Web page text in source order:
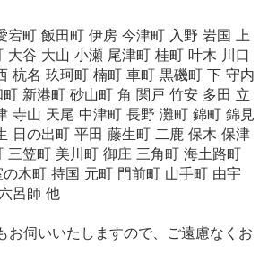
宕町 飯田町 伊房 今津町 入野 岩国 上
大谷 大山 小瀬 尾津町 桂町 叶木 川口
杭名 玖珂町 楠町 車町 黒磯町 下 守内
新港町 砂山町 角 関戸 竹安 多田 立
寺山 天尾 中津町 長野 灘町 錦町 錦見
日の出町 平田 藤生町 二鹿 保木 保津
三笠町 美川町 御庄 三角町 海土路町
木町 持国 元町 門前町 山手町 由宇
呂師 他
お伺いいたしますので、ご遠慮なくお